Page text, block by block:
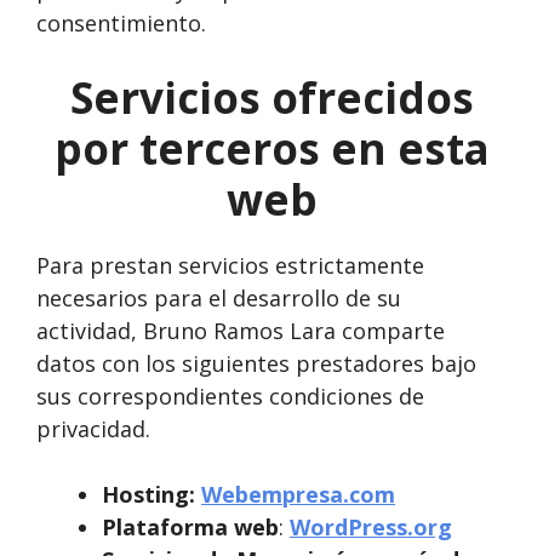
consentimiento.
Servicios ofrecidos
por terceros en esta
web
Para prestan servicios estrictamente
necesarios para el desarrollo de su
actividad, Bruno Ramos Lara comparte
datos con los siguientes prestadores bajo
sus correspondientes condiciones de
privacidad.
Hosting: Webempresa.com
Plataforma web: WordPress.org